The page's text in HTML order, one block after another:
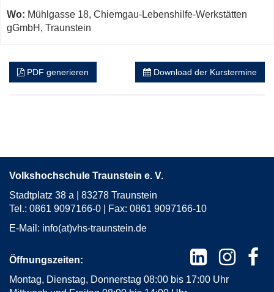
in
neuem
Wo: Mühlgasse 18, Chiemgau-Lebenshilfe-Werkstätten
gGmbH, Traunstein
PDF generieren Download der Kurstermine
Volkshochschule Traunstein e. V.
Stadtplatz 38 a | 83278 Traunstein
Tel.: 0861 9097166-0 | Fax: 0861 9097166-10
E-Mail: info(at)vhs-traunstein.de
Öffnungszeiten:
Montag, Dienstag, Donnerstag 08:00 bis 17:00 Uhr